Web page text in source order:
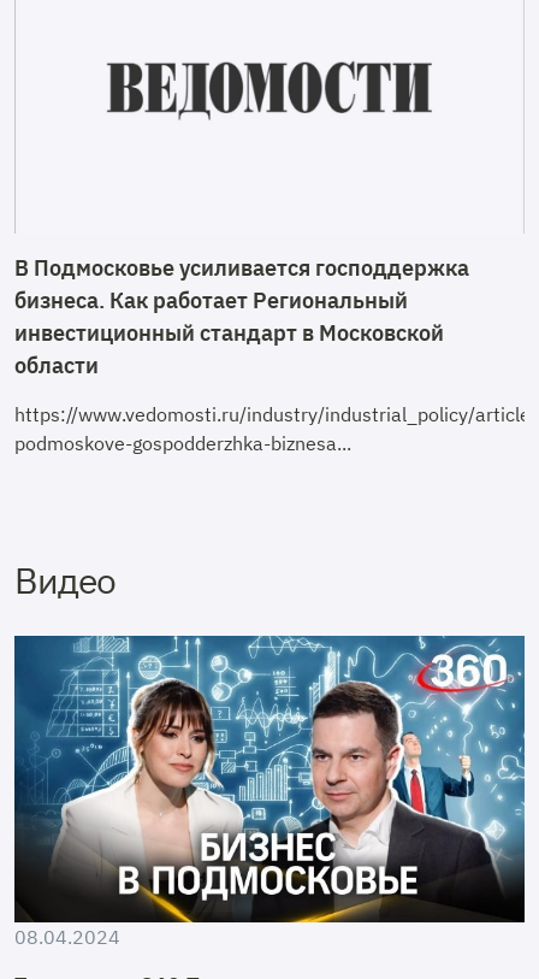
В Подмосковье усиливается господдержка
бизнеса. Как работает Региональный
инвестиционный стандарт в Московской
области
https://www.vedomosti.ru/industry/industrial_policy/
podmoskove-gospodderzhka-biznesa...
Видео
08.04.2024